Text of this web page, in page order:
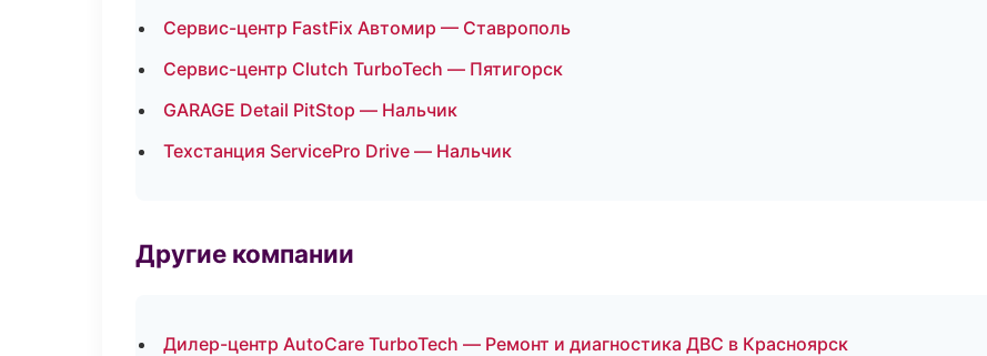
Сервис-центр FastFix Автомир — Ставрополь
Сервис-центр Clutch TurboTech — Пятигорск
GARAGE Detail PitStop — Нальчик
Техстанция ServicePro Drive — Нальчик
Другие компании
Дилер-центр AutoCare TurboTech — Ремонт и диагностика ДВС в Красноярск